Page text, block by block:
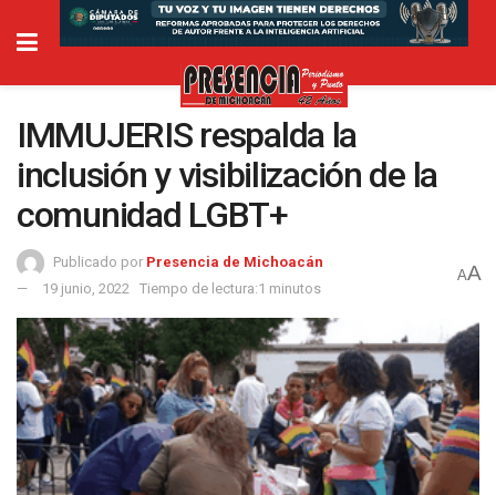
IMMUJERIS respalda la
inclusión y visibilización de la
comunidad LGBT+
Publicado por Presencia de Michoacán
19 junio, 2022
Tiempo de lectura:1 minutos
AA